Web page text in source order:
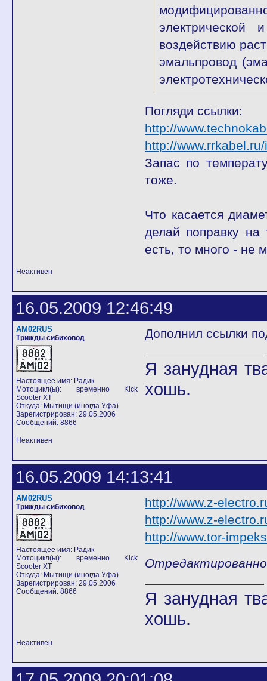
электрической
воздействию
эмальпровод
Погляди ссылки:
http://
http://
Запас по
тоже.
Что касается
делай поправку
есть, то много - не
Неактивен
16.05.2009 12:46:49
AM02RUS
Трижды сибиховод
Настоящее имя: Радик
Мотоцикл(ы): временно Kick
Scooter XT
Откуда: Мытищи (иногда Уфа)
Зарегистрирован: 29.05.2006
Сообщений: 8866
Дополнил ссылки
Я занудная
хошь.
Неактивен
16.05.2009 14:13:41
AM02RUS
Трижды сибиховод
Настоящее имя: Радик
Мотоцикл(ы): временно Kick
Scooter XT
Откуда: Мытищи (иногда Уфа)
Зарегистрирован: 29.05.2006
Сообщений: 8866
http://www.z-
http://www.z-
http://www.tor-
Я занудная
хошь.
Неактивен